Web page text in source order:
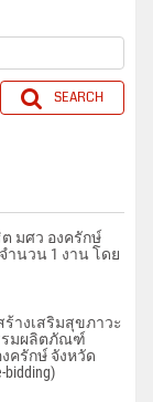
SEARCH
มศว องครักษ์
ำนวน 1 งาน โดย
างเสริมสุขภาวะ
รมผลิตภัณฑ์
ครักษ์ จังหวัด